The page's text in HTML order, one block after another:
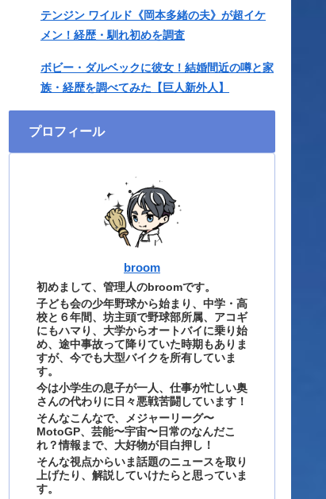
テンジン ワイルド《岡本多緒の夫》が超イケ
メン！経歴・馴れ初めを調査
ボビー・ダルベックに彼女！結婚間近の噂と家
族・経歴を調べてみた【巨人新外人】
プロフィール
broom
初めまして、管理人のbroomです。
子ども会の少年野球から始まり、中学・高
校と６年間、坊主頭で野球部所属、アコギ
にもハマり、大学からオートバイに乗り始
め、途中事故って降りていた時期もありま
すが、今でも大型バイクを所有していま
す。
今は小学生の息子が一人、仕事が忙しい奥
さんの代わりに日々悪戦苦闘しています！
そんなこんなで、メジャーリーグ〜
MotoGP、芸能〜宇宙〜日常のなんだこ
れ？情報まで、大好物が目白押し！
そんな視点からいま話題のニュースを取り
上げたり、解説していけたらと思っていま
す。